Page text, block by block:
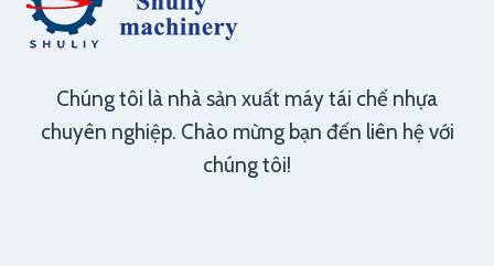
Chúng tôi là nhà sản xuất máy tái chế nhựa
chuyên nghiệp. Chào mừng bạn đến liên hệ với
chúng tôi!